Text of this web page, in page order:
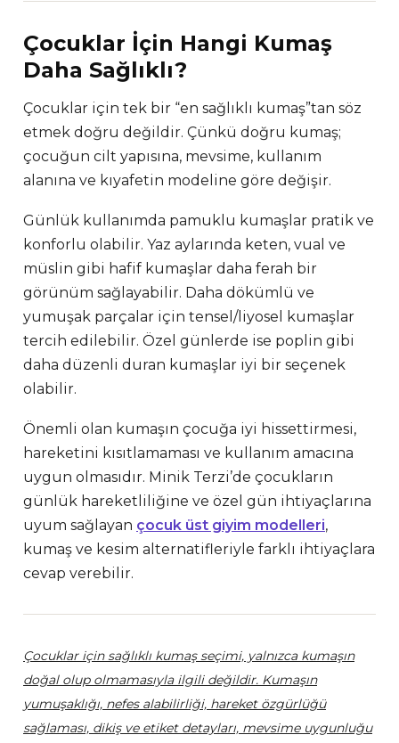
Çocuklar İçin Hangi Kumaş
Daha Sağlıklı?
Çocuklar için tek bir “en sağlıklı kumaş”tan söz
etmek doğru değildir. Çünkü doğru kumaş;
çocuğun cilt yapısına, mevsime, kullanım
alanına ve kıyafetin modeline göre değişir.
Günlük kullanımda pamuklu kumaşlar pratik ve
konforlu olabilir. Yaz aylarında keten, vual ve
müslin gibi hafif kumaşlar daha ferah bir
görünüm sağlayabilir. Daha dökümlü ve
yumuşak parçalar için tensel/liyosel kumaşlar
tercih edilebilir. Özel günlerde ise poplin gibi
daha düzenli duran kumaşlar iyi bir seçenek
olabilir.
Önemli olan kumaşın çocuğa iyi hissettirmesi,
hareketini kısıtlamaması ve kullanım amacına
uygun olmasıdır. Minik Terzi’de çocukların
günlük hareketliliğine ve özel gün ihtiyaçlarına
uyum sağlayan çocuk üst giyim modelleri,
kumaş ve kesim alternatifleriyle farklı ihtiyaçlara
cevap verebilir.
Çocuklar için sağlıklı kumaş seçimi, yalnızca kumaşın
doğal olup olmamasıyla ilgili değildir. Kumaşın
yumuşaklığı, nefes alabilirliği, hareket özgürlüğü
sağlaması, dikiş ve etiket detayları, mevsime uygunluğu